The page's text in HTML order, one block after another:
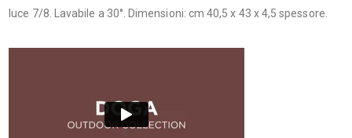
luce 7/8. Lavabile a 30°. Dimensioni: cm 40,5 x 43 x 4,5 spessore.